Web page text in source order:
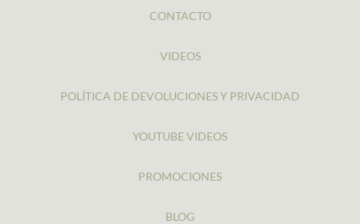
CONTACTO
VIDEOS
POLÍTICA DE DEVOLUCIONES Y PRIVACIDAD
YOUTUBE VIDEOS
PROMOCIONES
BLOG